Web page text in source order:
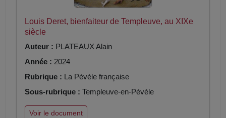
Louis Deret, bienfaiteur de Templeuve, au XIXe
siècle
Auteur : PLATEAUX Alain
Année : 2024
Rubrique : La Pévèle française
Sous-rubrique : Templeuve-en-Pévèle
Voir le document